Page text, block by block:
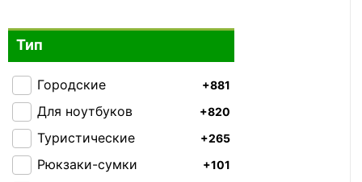
Тип
+881
Городские
+820
Для ноутбуков
+265
Туристические
+101
Рюкзаки-сумки